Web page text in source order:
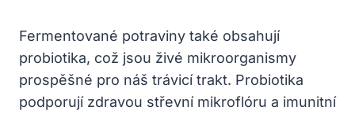
Fermentované potraviny také obsahují
probiotika, což jsou živé mikroorganismy
prospěšné pro náš trávicí trakt. Probiotika
podporují zdravou střevní mikroflóru a imunitní